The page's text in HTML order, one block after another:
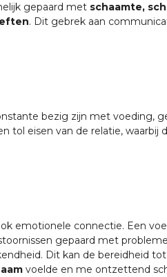
gepaard met schaamte,
. Dit gebrek aan
bezig zijn met voeding,
tol eisen van de relatie, waarbij
emotionele connectie. Een
gepaard met
Dit kan de bereidheid
voelde en me ontzettend